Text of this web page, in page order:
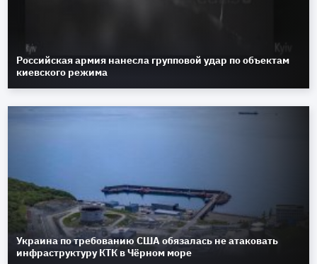
Российская армия нанесла групповой удар по объектам
киевского режима
Украина по требованию США обязалась не атаковать
инфраструктуру КТК в Чёрном море